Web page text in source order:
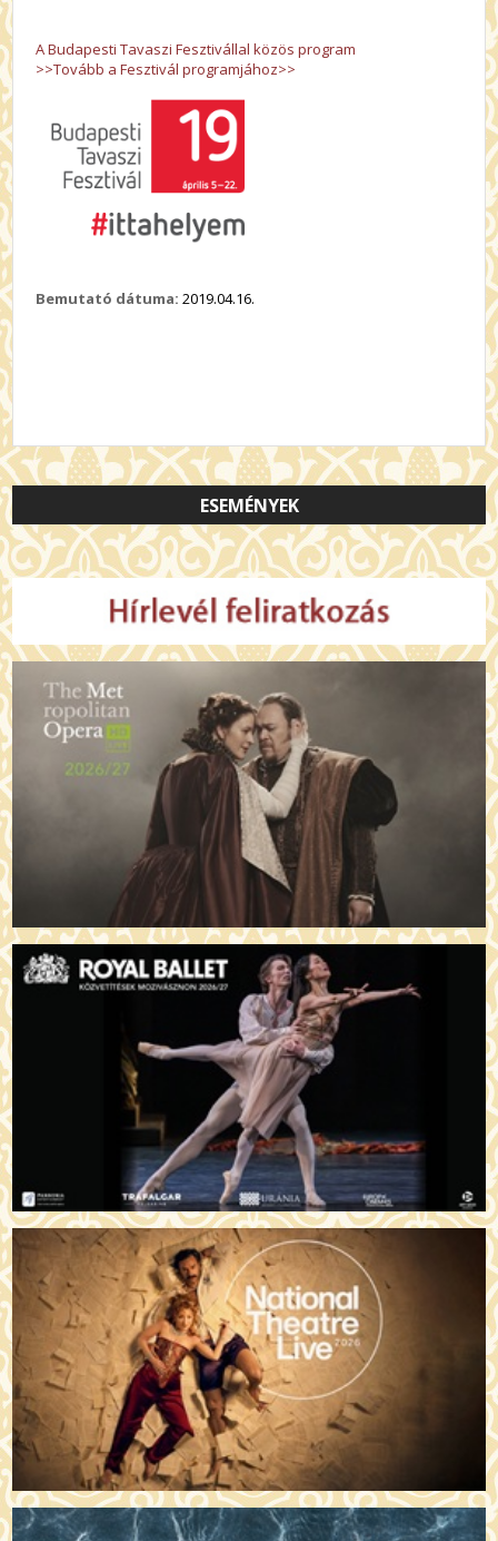
A Budapesti Tavaszi Fesztivállal közös program
>>Tovább a Fesztivál programjához>>
Bemutató dátuma: 2019.04.16.
ESEMÉNYEK